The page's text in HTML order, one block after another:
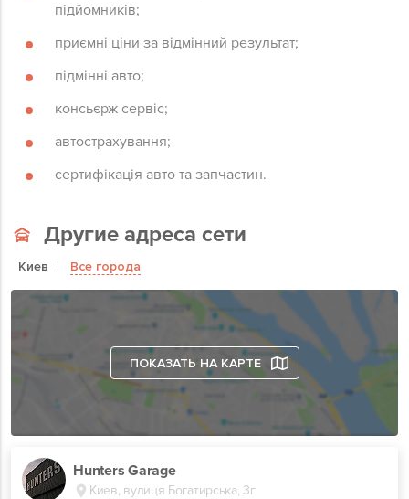
підйомників;
приємні ціни за відмінний результат;
підмінні авто;
консьєрж сервіс;
автострахування;
сертифікація авто та запчастин.
Другие адреса сети
Киев Все города
ПОКАЗАТЬ НА КАРТЕ
Hunters Garage
Киев, вулиця Богатирська, 3г